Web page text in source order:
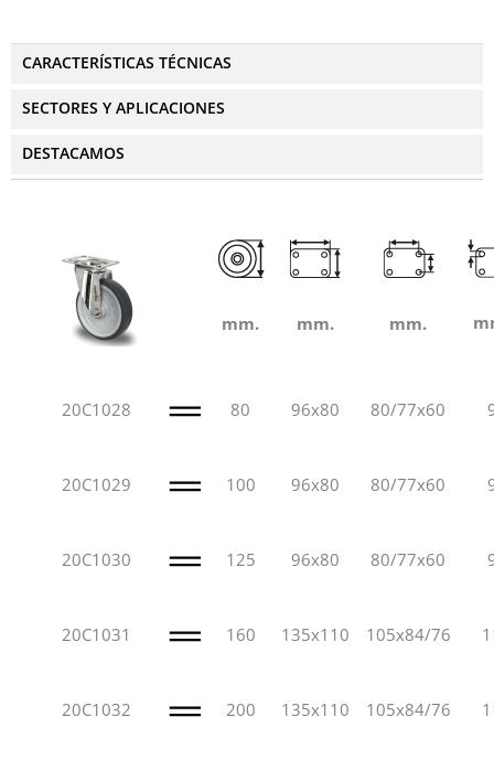
CARACTERÍSTICAS TÉCNICAS
SECTORES Y APLICACIONES
DESTACAMOS
mm. mm. mm.
20C1028 80 96x80 80/77x60
20C1029 100 96x80 80/77x60
20C1030 125 96x80 80/77x60
20C1031 160 135x110 105x84/76
20C1032 200 135x110 105x84/76